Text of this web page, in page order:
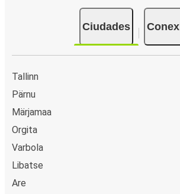
Ciudades
Tallinn
Pärnu
Märjamaa
Orgita
Varbola
Libatse
Are